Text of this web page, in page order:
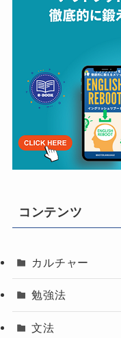
コンテンツ
カルチャー
勉強法
文法